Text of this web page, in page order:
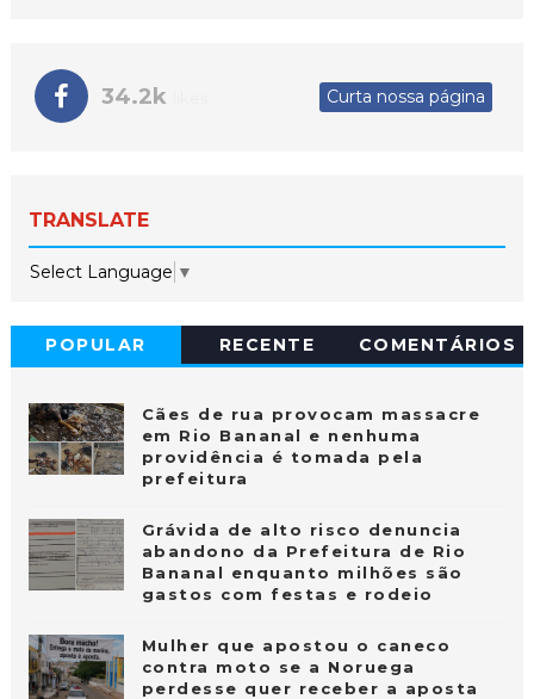
34.2k Curta nossa página
TRANSLATE
Select Language ▼
POPULAR RECENTE COMENTÁRIOS
Cães de rua provocam massacre
em Rio Bananal e nenhuma
providência é tomada pela
prefeitura
Grávida de alto risco denuncia
abandono da Prefeitura de Rio
Bananal enquanto milhões são
gastos com festas e rodeio
Mulher que apostou o caneco
contra moto se a Noruega
perdesse quer receber a aposta